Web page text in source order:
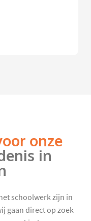
onze
in
schoolwerk zijn in
gaan direct op zoek